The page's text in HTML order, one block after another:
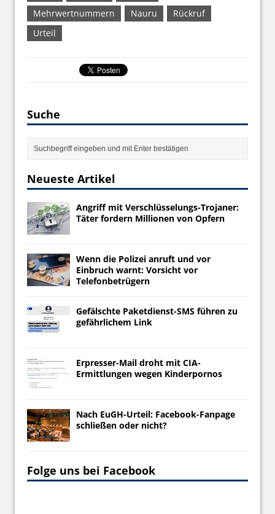
Mehrwertnummern Nauru
Rückruf
Urteil
Suche
Neueste Artikel
Angriff mit Verschlüsselungs-Trojaner:
Täter fordern Millionen von Opfern
Wenn die Polizei anruft und vor
Einbruch warnt: Vorsicht vor
Telefonbetrügern
Gefälschte Paketdienst-SMS führen zu
gefährlichem Link
Erpresser-Mail droht mit CIA-
Ermittlungen wegen Kinderpornos
Nach EuGH-Urteil: Facebook-Fanpage
schließen oder nicht?
Folge uns bei Facebook